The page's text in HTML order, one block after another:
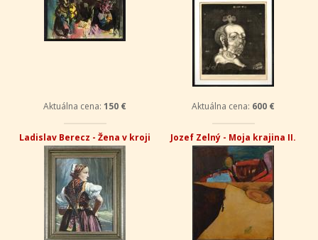
Aktuálna cena: 150 € Aktuálna cena: 600 €
Ladislav Berecz - Žena v kroji Jozef Zelný - Moja krajina II.